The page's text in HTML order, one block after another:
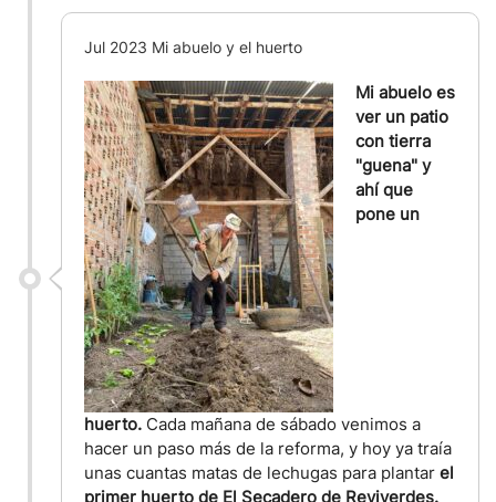
Jul 2023 Mi abuelo y el huerto
Mi abuelo es
ver un patio
con tierra
"guena" y
ahí que
pone un
huerto. Cada mañana de sábado venimos a
hacer un paso más de la reforma, y hoy ya traía
unas cuantas matas de lechugas para plantar el
primer huerto de El Secadero de Reviverdes.